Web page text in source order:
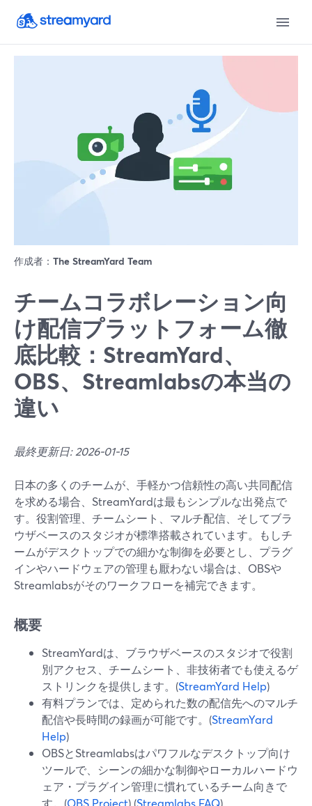
作成者： The StreamYard Team
チームコラボレーション向
け配信プラットフォーム徹
底比較：StreamYard、
OBS、Streamlabsの本当の
違い
最終更新日: 2026-01-15
日本の多くのチームが、手軽かつ信頼性の高い共同配信
を求める場合、StreamYardは最もシンプルな出発点で
す。役割管理、チームシート、マルチ配信、そしてブラ
ウザベースのスタジオが標準搭載されています。もしチ
ームがデスクトップでの細かな制御を必要とし、プラグ
インやハードウェアの管理も厭わない場合は、OBSや
Streamlabsがそのワークフローを補完できます。
概要
StreamYardは、ブラウザベースのスタジオで役割
別アクセス、チームシート、非技術者でも使えるゲ
ストリンクを提供します。(StreamYard Help)
有料プランでは、定められた数の配信先へのマルチ
配信や長時間の録画が可能です。(StreamYard
Help)
OBSとStreamlabsはパワフルなデスクトップ向け
ツールで、シーンの細かな制御やローカルハードウ
ェア・プラグイン管理に慣れているチーム向きで
す。(OBS Project) (Streamlabs FAQ)